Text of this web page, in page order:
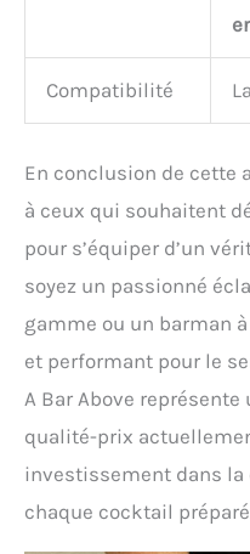
Compatibilité
En conclusion de cette
à ceux qui souhaitent
pour s’équiper d’un
soyez un passionné
gamme ou un barman
et performant pour le
A Bar Above
qualité-prix
investissement dans
chaque cocktail